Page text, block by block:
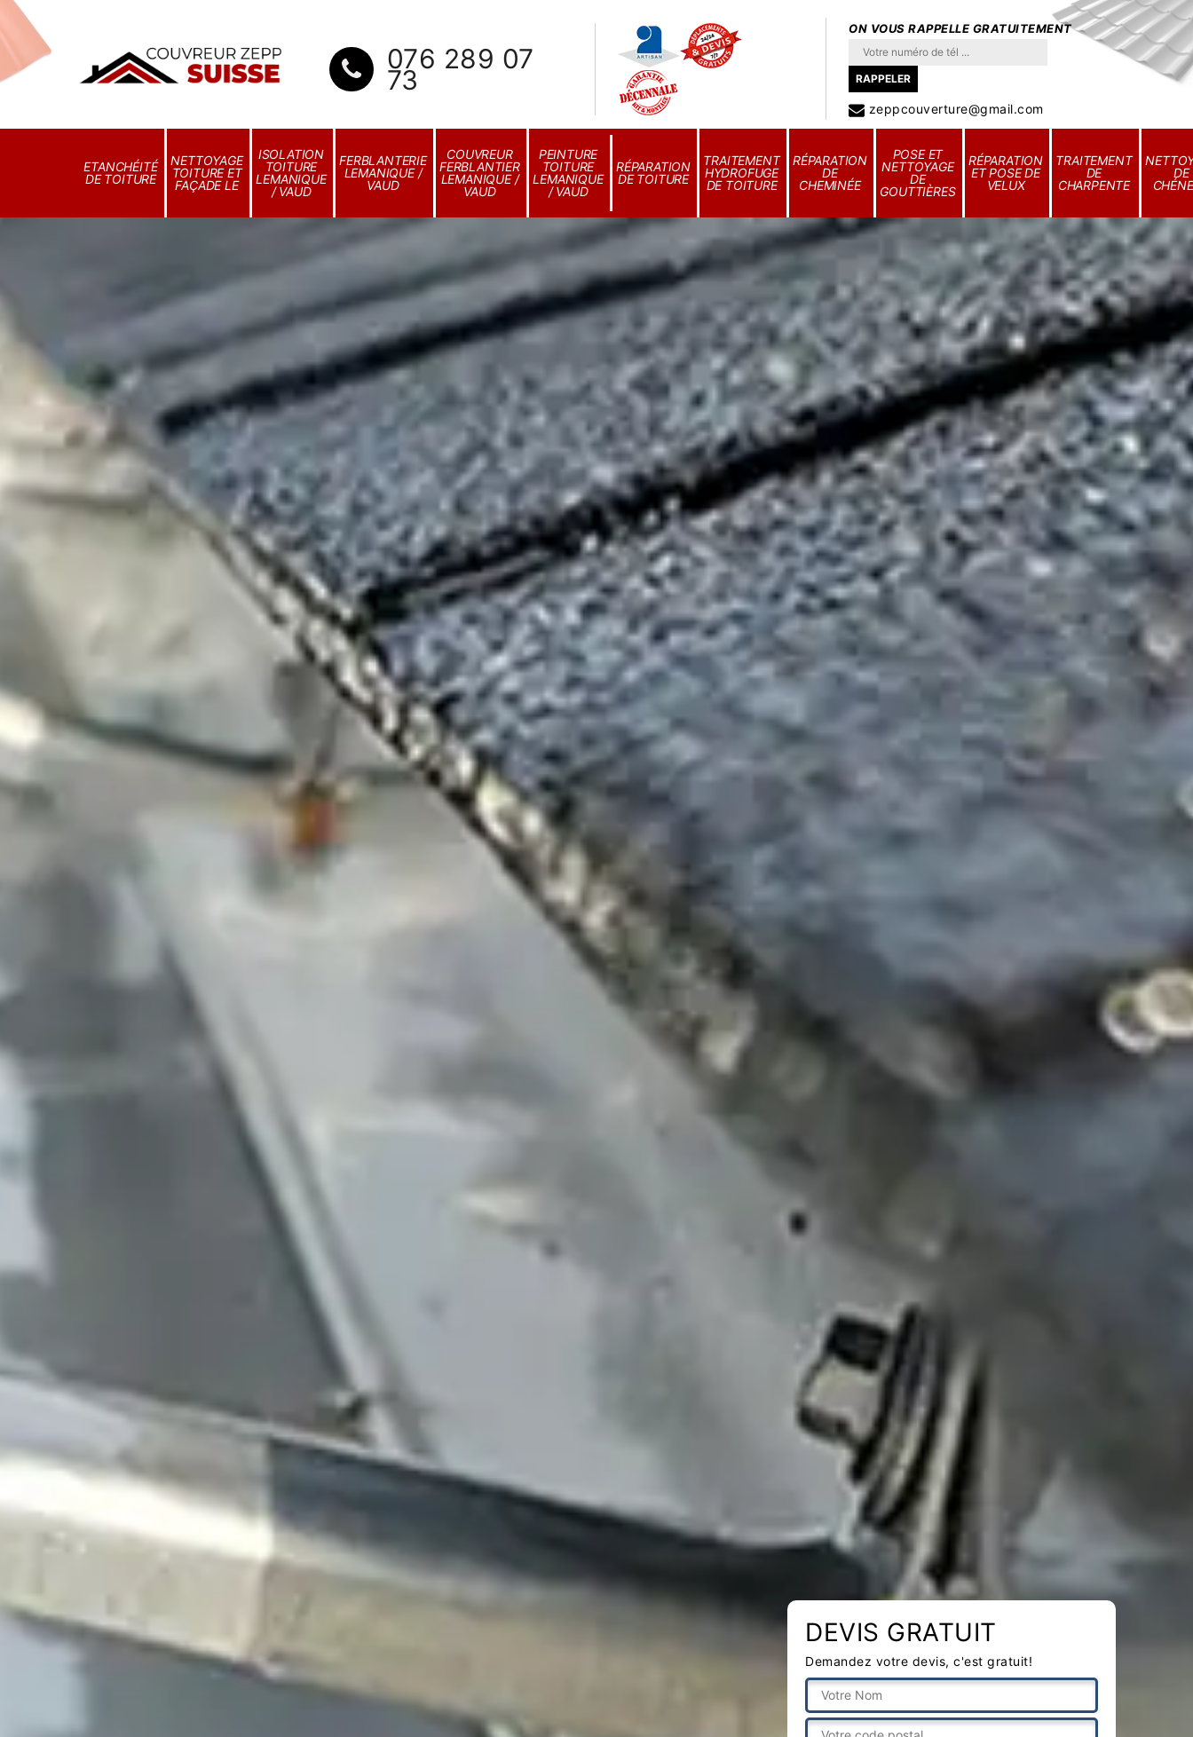
076 289 07
73
ON VOUS RAPPELLE GRATUITEMENT
zeppcouverture@gmail.com
ETANCHÉITÉ
DE TOITURE
NETTOYAGE
TOITURE ET
FAÇADE LE
ISOLATION
TOITURE
LEMANIQUE
/ VAUD
FERBLANTERIE
LEMANIQUE /
VAUD
COUVREUR
FERBLANTIER
LEMANIQUE /
VAUD
PEINTURE
TOITURE
LEMANIQUE
/ VAUD
RÉPARATION
DE TOITURE
TRAITEMENT
HYDROFUGE
DE TOITURE
RÉPARATION
DE
CHEMINÉE
POSE ET
NETTOYAGE
DE
GOUTTIÈRES
RÉPARATION
ET POSE DE
VELUX
TRAITEMENT
DE
CHARPENTE
DE
DEVIS GRATUIT
Demandez votre devis, c'est gratuit!